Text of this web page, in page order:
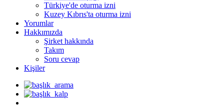
Türkiye'de oturma izni
Kuzey Kıbrıs'ta oturma izni
Yorumlar
Hakkımızda
Şirket hakkında
Takım
Soru cevap
Kişiler